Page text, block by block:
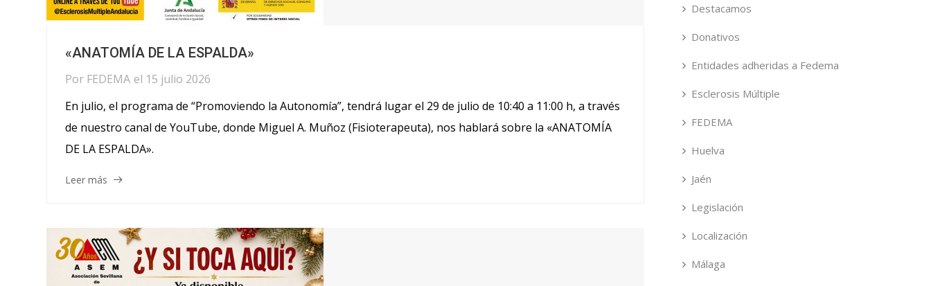
«ANATOMÍA DE LA ESPALDA»
Por FEDEMA el 15 julio 2026
En julio, el programa de “Promoviendo la Autonomía”, tendrá lugar el 29 de julio de 10:40 a 11:00 h, a través
de nuestro canal de YouTube, donde Miguel A. Muñoz (Fisioterapeuta), nos hablará sobre la «ANATOMÍA
DE LA ESPALDA».
Leer más
Destacamos
Donativos
Entidades adheridas a Fedema
Esclerosis Múltiple
FEDEMA
Huelva
Jaén
Legislación
Localización
Málaga